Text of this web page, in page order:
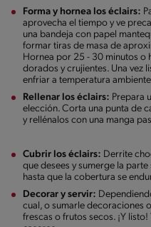
Forma y hornea los éclairs:
aprovecha el tiempo y ve
una bandeja con papel
formar tiras de masa de
Hornea por 25 - 30 minutos o
dorados y crujientes. Una vez
enfriar a temperatura
Rellenar los éclairs: Prepara
elección. Corta una punta de
y rellénalos con una manga
Cubrir los éclairs: Derrite
que desees y sumerge la
hasta que la cobertura se
Decorar y servir:
cual, o sumarle decoraciones
frescas o frutos secos. ¡Y